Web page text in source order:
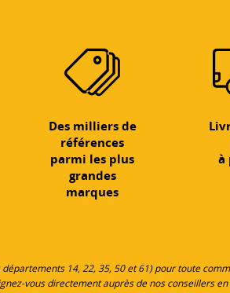
Des milliers de
références
parmi les plus
grandes
marques
à
14, 22, 35, 50 et 61) pour toute
vous directement auprès de nos conseillers